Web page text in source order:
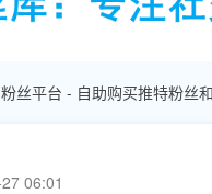
丝平台 - 自助购买推特粉丝
06:01